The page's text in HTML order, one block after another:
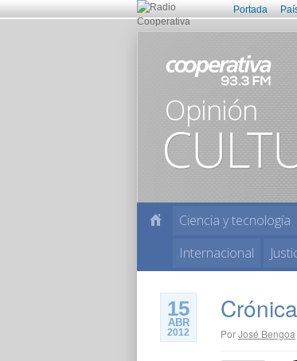
Portada
Ciencia y tecnología
Internacional
15
ABR
2012 PorJosé Bengoa